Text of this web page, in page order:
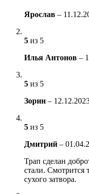
Ярослав –
5 из 5
Илья Антонов –
5 из 5
Зорин –
5 из 5
Дмитрий –
Трап сделан
стали.
сухого затвора.